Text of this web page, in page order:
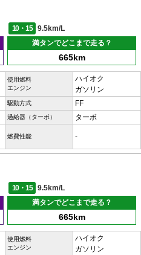
10・15
9.5km/L
満タンでどこまで走る？
665km
使用燃料
エンジン
ハイオク
ガソリン
駆動方式 FF
過給器（ターボ） ターボ
燃費性能 -
10・15
9.5km/L
満タンでどこまで走る？
665km
使用燃料
エンジン
ハイオク
ガソリン